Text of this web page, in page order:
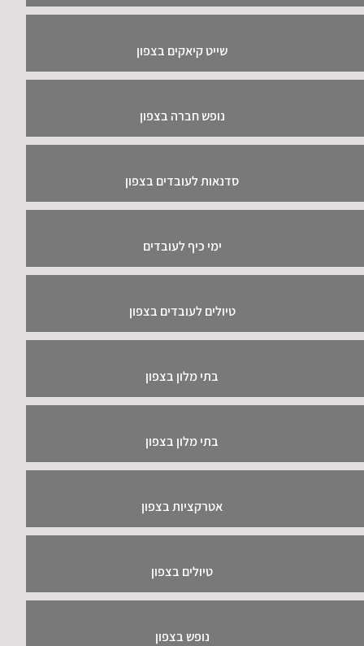
שייט קיאקים בצפון
נופש חברה בצפון
סדנאות לעובדים בצפון
ימי כיף לעובדים
טיולים לעובדים בצפון
בתי מלון בצפון
בתי מלון בצפון
אטרקציות בצפון
טיולים בצפון
נופש בצפון